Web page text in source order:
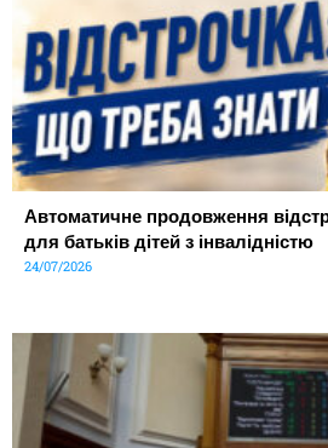
Автоматичне продовження
для батьків дітей з інвалідністю
24/07/2026